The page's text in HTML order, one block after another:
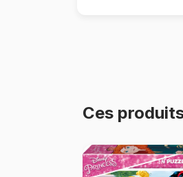
Ces